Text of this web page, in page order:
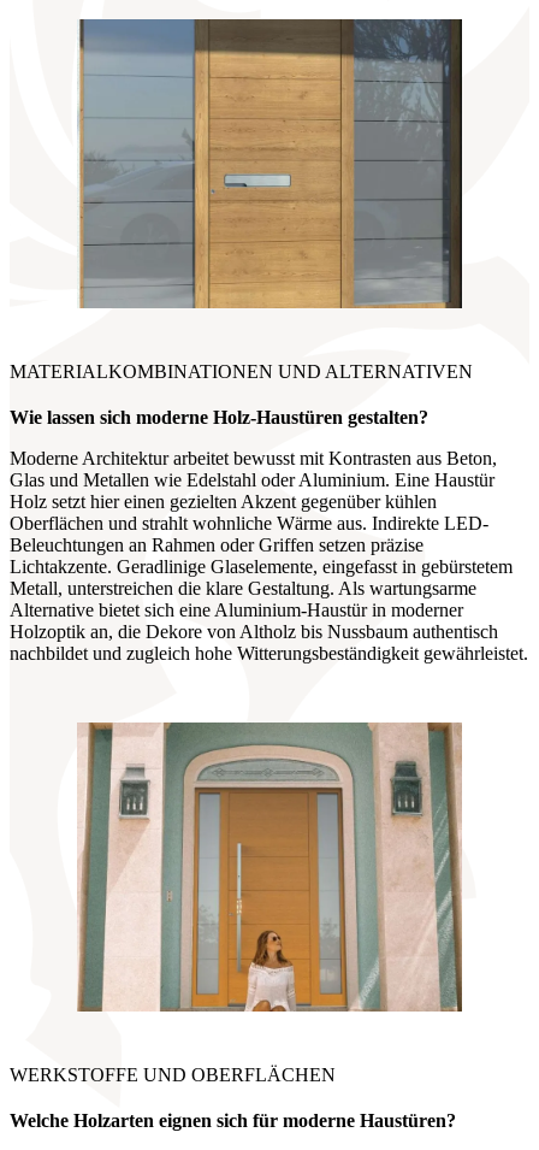
MATERIALKOMBINATIONEN UND ALTERNATIVEN
Wie lassen sich moderne Holz-Haustüren gestalten?
Moderne Architektur arbeitet bewusst mit Kontrasten aus Beton,
Glas und Metallen wie Edelstahl oder Aluminium. Eine Haustür
Holz setzt hier einen gezielten Akzent gegenüber kühlen
Oberflächen und strahlt wohnliche Wärme aus. Indirekte LED-
Beleuchtungen an Rahmen oder Griffen setzen präzise
Lichtakzente. Geradlinige Glaselemente, eingefasst in gebürstetem
Metall, unterstreichen die klare Gestaltung. Als wartungsarme
Alternative bietet sich eine Aluminium-Haustür in moderner
Holzoptik an, die Dekore von Altholz bis Nussbaum authentisch
nachbildet und zugleich hohe Witterungsbeständigkeit gewährleistet.
WERKSTOFFE UND OBERFLÄCHEN
Welche Holzarten eignen sich für moderne Haustüren?